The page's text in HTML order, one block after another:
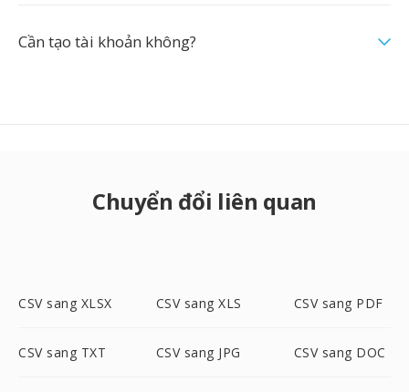
Cần tạo tài khoản không?
Chuyển đổi liên quan
CSV sang XLSX CSV sang XLS CSV sang PDF
CSV sang TXT CSV sang JPG CSV sang DOC